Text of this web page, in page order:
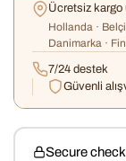
Ücretsiz kargo
Hollanda ·
Danimarka ·
7/24 destek
Güvenli
Secure